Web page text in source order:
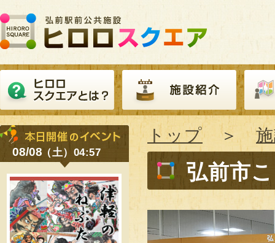
トップ＞
弘前市
08/08（土）04:57